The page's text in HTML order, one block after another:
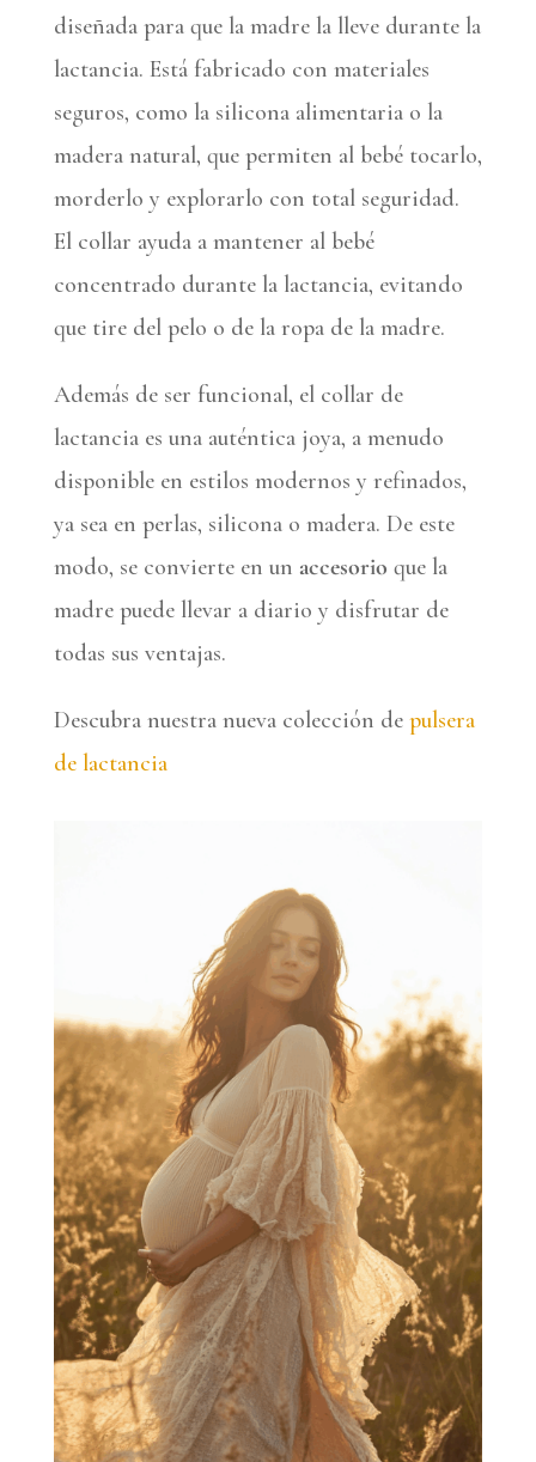
diseñada para que la madre la lleve durante la
lactancia. Está fabricado con materiales
seguros, como la silicona alimentaria o la
madera natural, que permiten al bebé tocarlo,
morderlo y explorarlo con total seguridad.
El collar ayuda a mantener al bebé
concentrado durante la lactancia, evitando
que tire del pelo o de la ropa de la madre.
Además de ser funcional, el collar de
lactancia es una auténtica joya, a menudo
disponible en estilos modernos y refinados,
ya sea en perlas, silicona o madera. De este
modo, se convierte en un accesorio que la
madre puede llevar a diario y disfrutar de
todas sus ventajas.
Descubra nuestra nueva colección de pulsera
de lactancia